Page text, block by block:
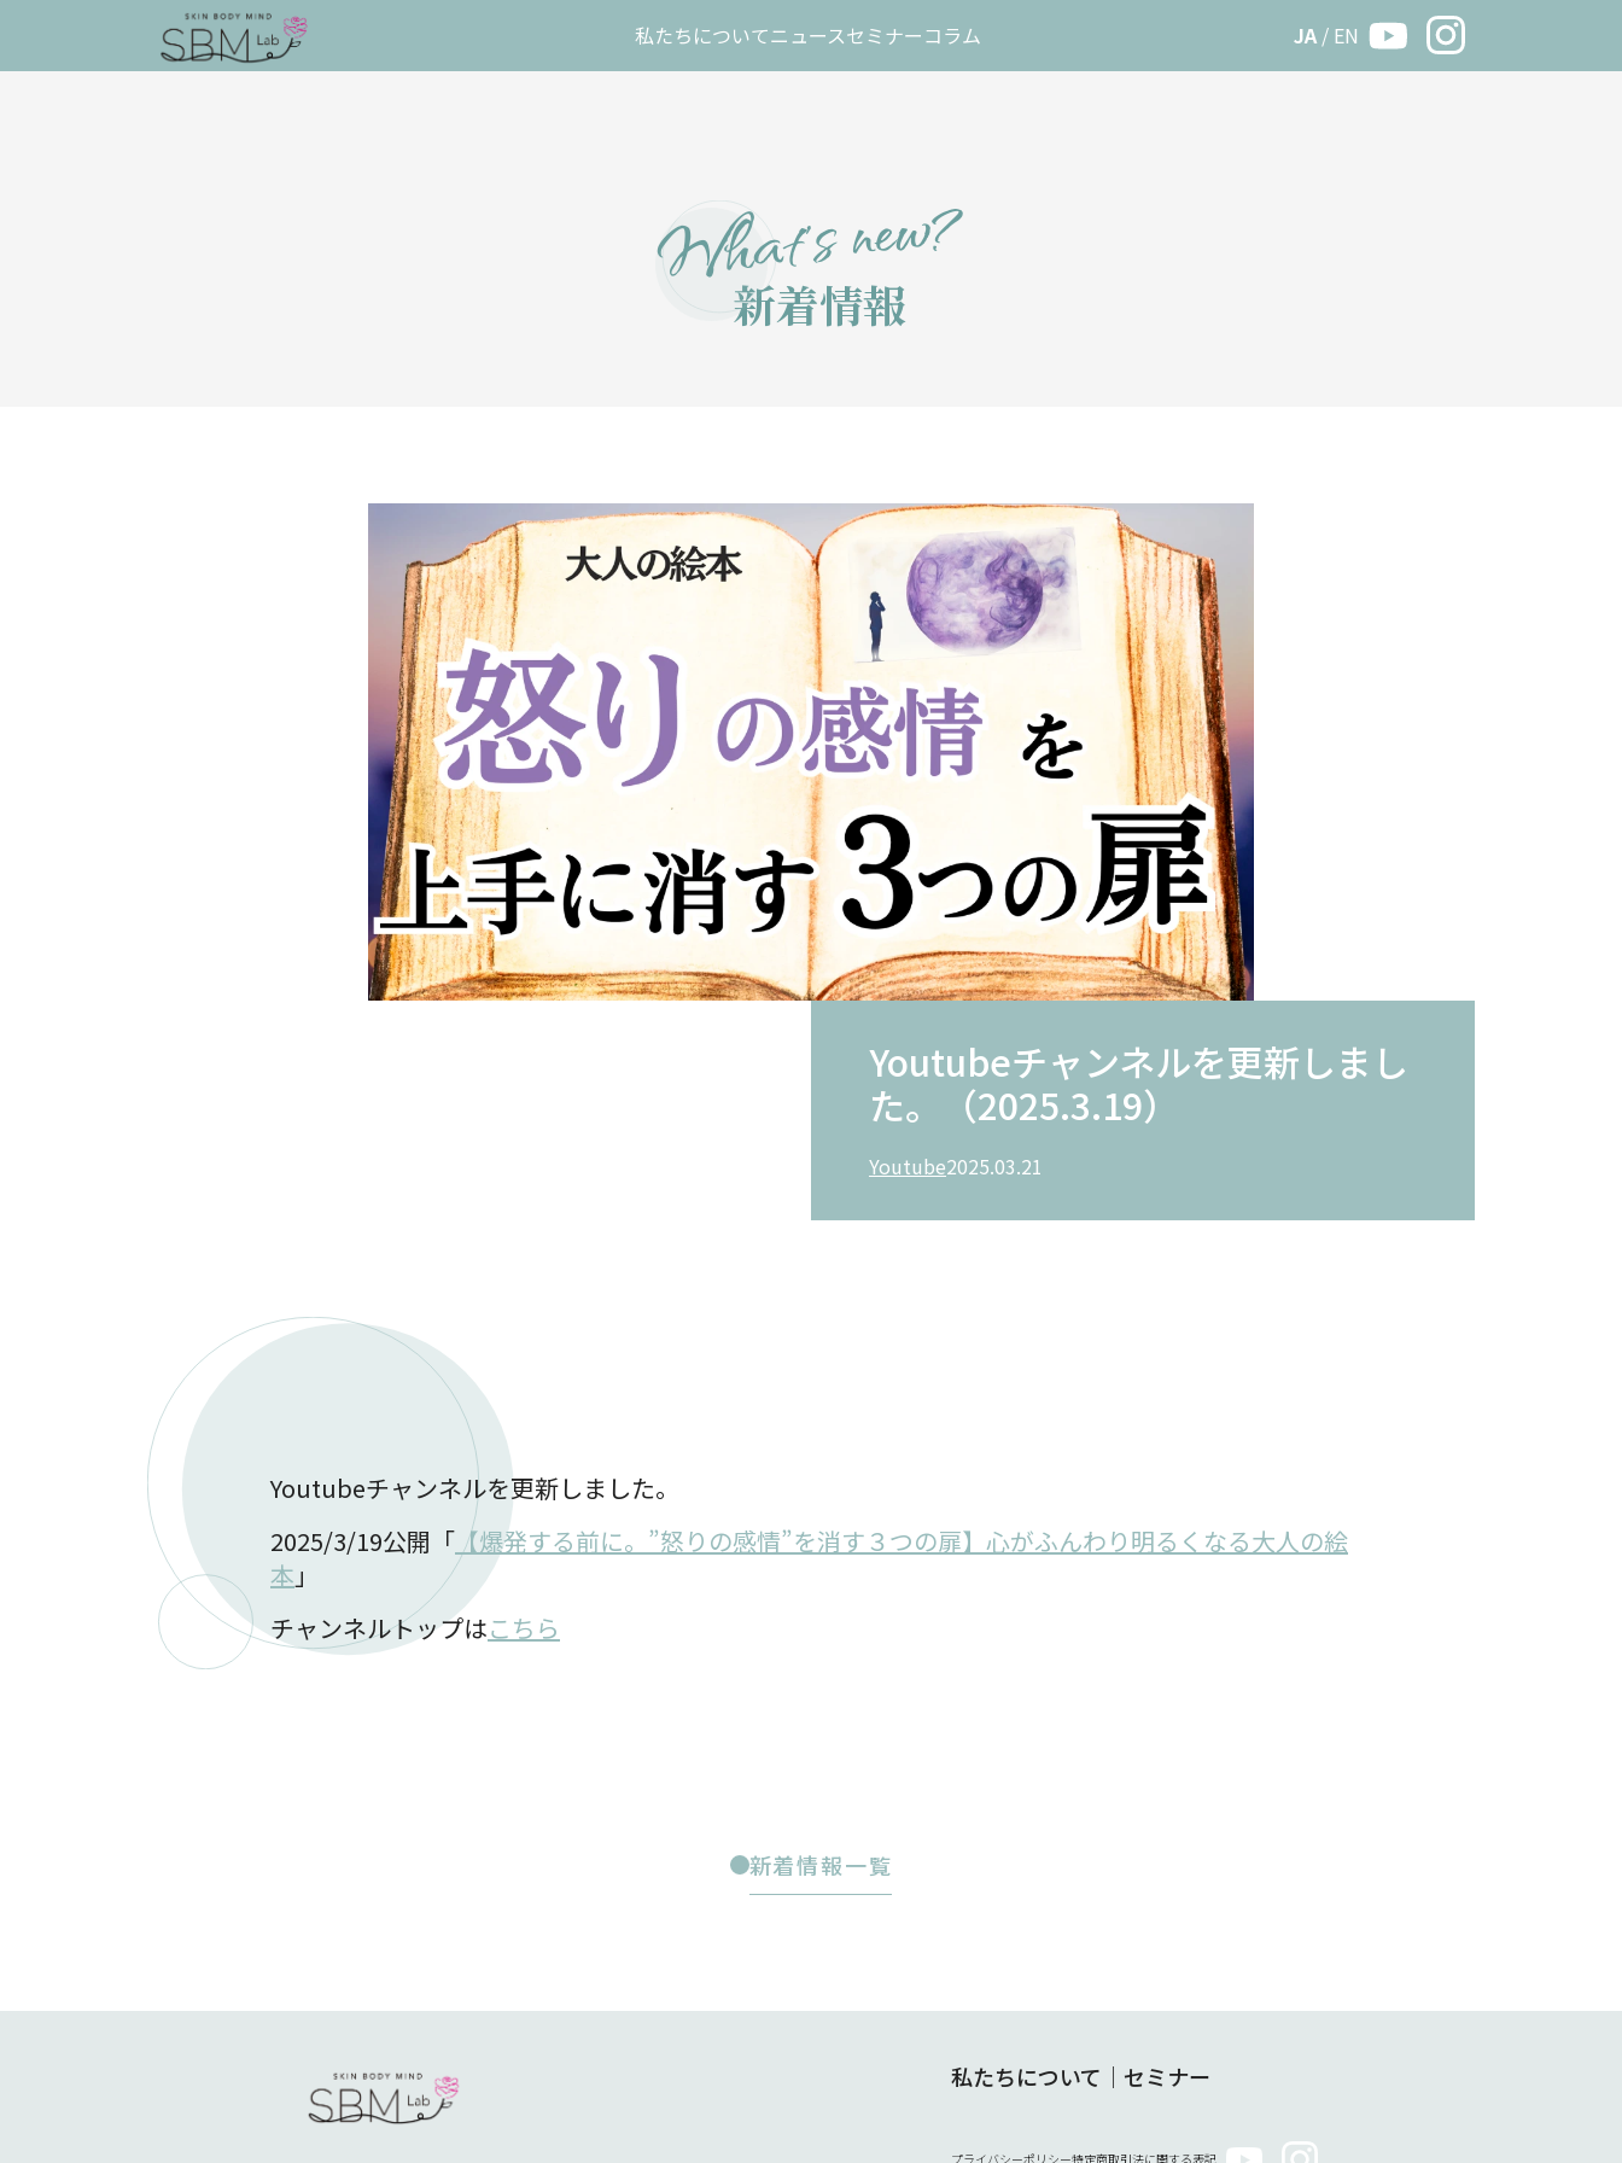
私たちについてニュースセミナーコラム JA / EN
What’s new?
新着情報
Youtubeチャンネルを更新しまし
た。（2025.3.19）
Youtube2025.03.21
Youtubeチャンネルを更新しました。
2025/3/19公開「 【爆発する前に。”怒りの感情”を消す３つの扉】心がふんわり明るくなる大人の絵
本 」
チャンネルトップはこちら
新着情報一覧
私たちについて ｜ セミナー
プライバシーポリシー特定商取引法に関する表記